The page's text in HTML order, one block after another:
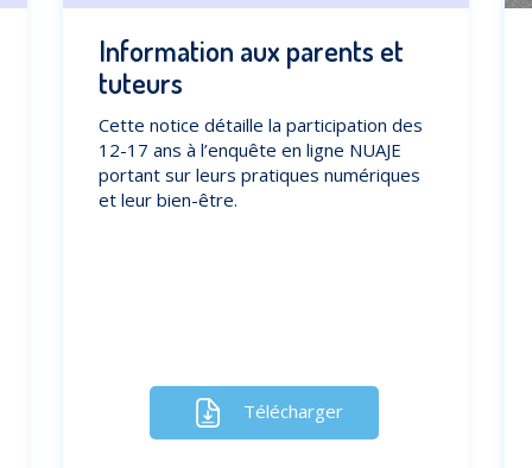
Information aux parents et
tuteurs
Cette notice détaille la participation des
12-17 ans à l’enquête en ligne NUAJE
portant sur leurs pratiques numériques
et leur bien-être.
Télécharger